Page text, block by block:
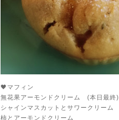
🖤マフィン
無花果アーモンドクリーム (本日最終)
シャインマスカットとサワークリーム
柿とアーモンドクリーム